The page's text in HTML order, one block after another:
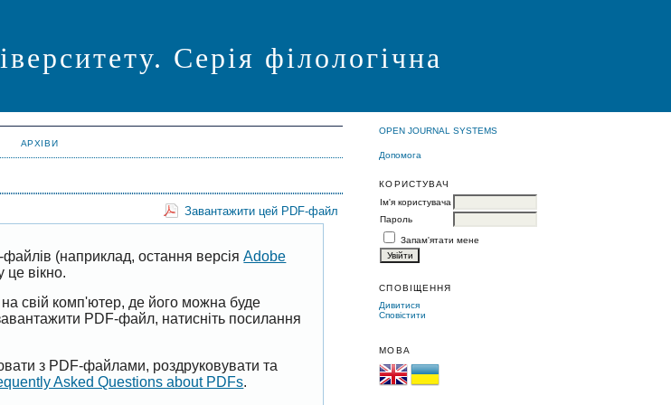
Серія філологічна
OPEN JOURNAL SYSTEMS
Допомога
КОРИСТУВАЧ
Ім'я користувача
Пароль
Запам'ятати мене
СПОВІЩЕННЯ
Дивитися
Сповістити
МОВА
АРХІВИ
Завантажити цей PDF-файл
(наприклад, остання версіяAdobe
вікно.
свій комп'ютер, де його можна буде
PDF-файл, натисніть посилання
з PDF-файлами, роздруковувати та
Asked Questions about PDFs.